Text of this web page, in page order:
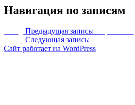
Навигация по записям
Предыдущая запись:
Следующая запись:
Сайт работает на WordPress